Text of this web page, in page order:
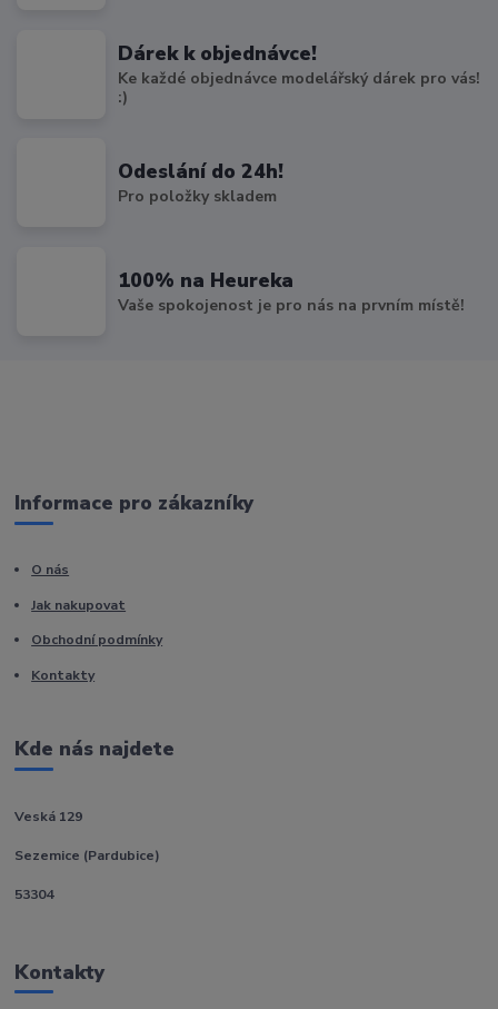
Dárek k objednávce!
Ke každé objednávce modelářský dárek pro vás!
:)
Odeslání do 24h!
Pro položky skladem
100% na Heureka
Vaše spokojenost je pro nás na prvním místě!
Informace pro zákazníky
O nás
Jak nakupovat
Obchodní podmínky
Kontakty
Kde nás najdete
Veská 129
Sezemice (Pardubice)
53304
Kontakty